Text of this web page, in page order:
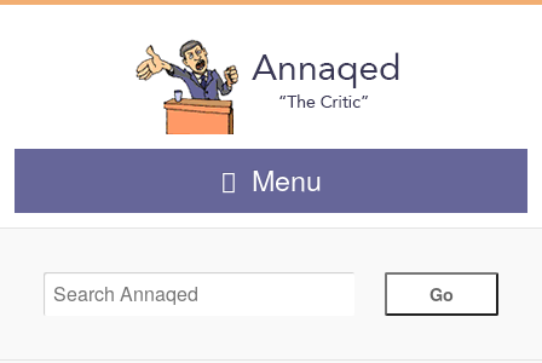
Menu